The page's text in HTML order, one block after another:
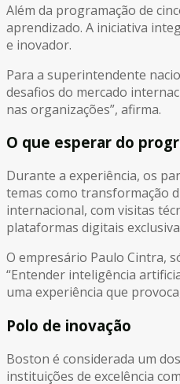
Além da programação de
aprendizado. A iniciativa
e inovador.
Para a superintendente
desafios do mercado
nas organizações”, afirma.
O que esperar do
Durante a experiência, os
temas como transformação
internacional, com visitas
plataformas digitais
O empresário Paulo Cintra,
“Entender inteligência
uma experiência que
Polo de inovação
Boston é considerada um
instituições de excelência